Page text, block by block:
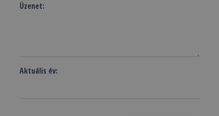
Üzenet:
Aktuális év: